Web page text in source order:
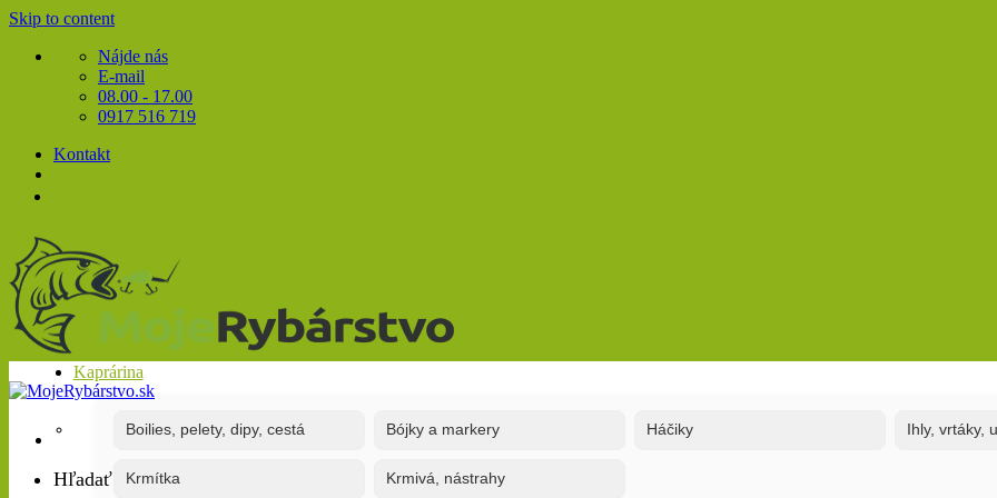
Skip to content
Nájde nás
E-mail
08.00 - 17.00
0917 516 719
Kontakt
Hľadať:
Kaprárina
Boilies, pelety, dipy, cestá Bójky a markery Háčiky Ihly, vrtáky,
Krmítka Krmivá, nástrahy